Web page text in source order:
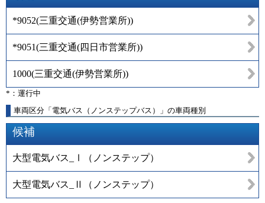
*9052(三重交通(伊勢営業所))
*9051(三重交通(四日市営業所))
1000(三重交通(伊勢営業所))
*：運行中
車両区分「電気バス（ノンステップバス）」の車両種別
候補
大型電気バス_Ⅰ（ノンステップ）
大型電気バス_Ⅱ（ノンステップ）